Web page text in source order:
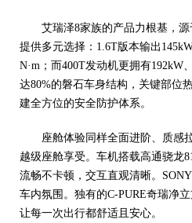
艾瑞泽8家族的产品力根基，
提供多元选择：1.6T版本输出
N·m；而400T发动机更拥有192kW
达80%的磐石车身结构，关键部位
建全方位的安全防护体系。
座舱体验同样全面进阶、质感
越级座舱享受。车机搭载高通骁龙
流畅不卡顿，交互直观清晰。
车内氛围。独有的C-PURE奇瑞净
让每一次出行都舒适且安心。